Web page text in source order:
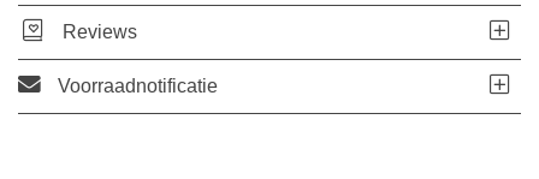
Reviews
Voorraadnotificatie